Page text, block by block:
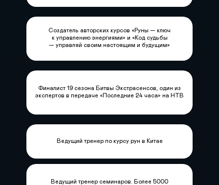
Финалист 19 сезона Битвы Экстрасенсов, один из
экспертов в передаче «Последние 24 часа» на НТВ
Ведущий тренер семинаров. Более 5000
Создатель авторских курсов «Руны — ключ
к управлению энергиями» и «Код судьбы
— управляй своим настоящим и будущим»
Ведущий тренер по курсу рун в Китае